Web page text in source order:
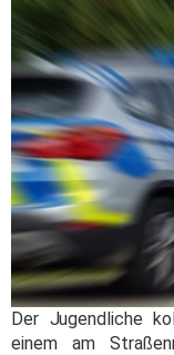
Der Jugendliche
einem am